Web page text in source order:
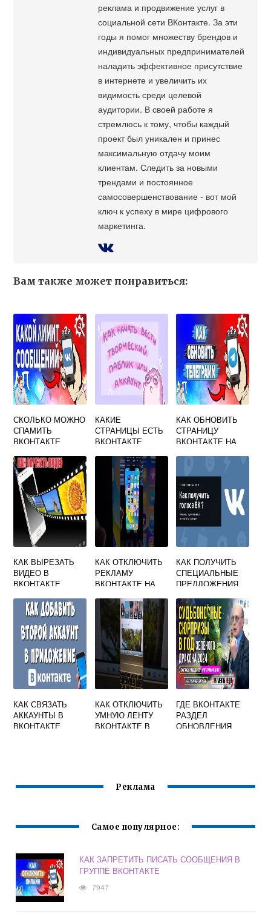
реклама и продвижение услуг в
социальной сети ВКонтакте. За эти
годы я помог множеству брендов и
индивидуальных предпринимателей
наладить эффективное присутствие
в интернете и увеличить их
видимость среди целевой
аудитории. В своей работе я
стремлюсь к тому, чтобы каждый
проект был уникален и принес
максимальную отдачу моим
клиентам. Следить за новыми
трендами и постоянное
самосовершенствование - вот мой
ключ к успеху в мире цифрового
маркетинга.
Вам также может понравиться:
СКОЛЬКО МОЖНО
СПАМИТЬ
ВКОНТАКТЕ
КАКИЕ
СТРАНИЦЫ ЕСТЬ
ВКОНТАКТЕ
КАК ОБНОВИТЬ
СТРАНИЦУ
ВКОНТАКТЕ НА
КАК ВЫРЕЗАТЬ
ВИДЕО В
ВКОНТАКТЕ
КАК ОТКЛЮЧИТЬ
РЕКЛАМУ
ВКОНТАКТЕ НА
КАК ПОЛУЧИТЬ
СПЕЦИАЛЬНЫЕ
ПРЕДЛОЖЕНИЯ
КАК СВЯЗАТЬ
АККАУНТЫ В
ВКОНТАКТЕ
КАК ОТКЛЮЧИТЬ
УМНУЮ ЛЕНТУ
ВКОНТАКТЕ В
ГДЕ ВКОНТАКТЕ
РАЗДЕЛ
ОБНОВЛЕНИЯ
Реклама
Самое популярное:
КАК ЗАПРЕТИТЬ ПИСАТЬ СООБЩЕНИЯ В
ГРУППЕ ВКОНТАКТЕ
7947